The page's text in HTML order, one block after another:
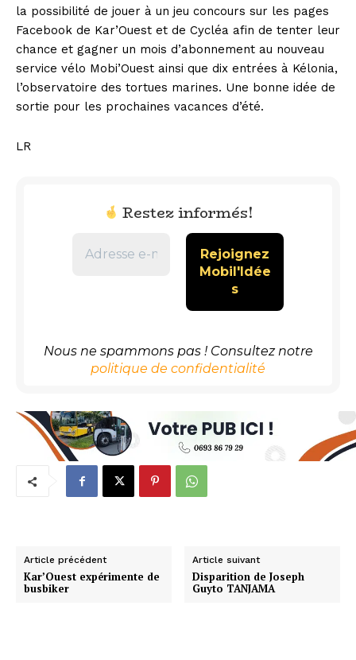
la possibilité de jouer à un jeu concours sur les pages
Facebook de Kar’Ouest et de Cycléa afin de tenter leur
chance et gagner un mois d’abonnement au nouveau
service vélo Mobi’Ouest ainsi que dix entrées à Kélonia,
l’observatoire des tortues marines. Une bonne idée de
sortie pour les prochaines vacances d’été.
LR
Restez informés!
Nous ne spammons pas ! Consultez notre
politique de confidentialité
Article précédent
Kar’Ouest expérimente de
busbiker
Article suivant
Disparition de Joseph
Guyto TANJAMA